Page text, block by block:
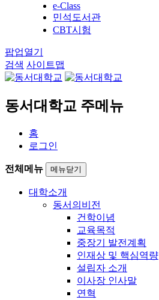
e-Class
민석도서관
CBT시험
팝업열기
검색 사이트맵
동서대학교 주메뉴
홈
로그인
전체메뉴 메뉴닫기
대학소개
동서의비전
건학이념
교육목적
중장기 발전계획
인재상 및 핵심역량
설립자 소개
이사장 인사말
연혁